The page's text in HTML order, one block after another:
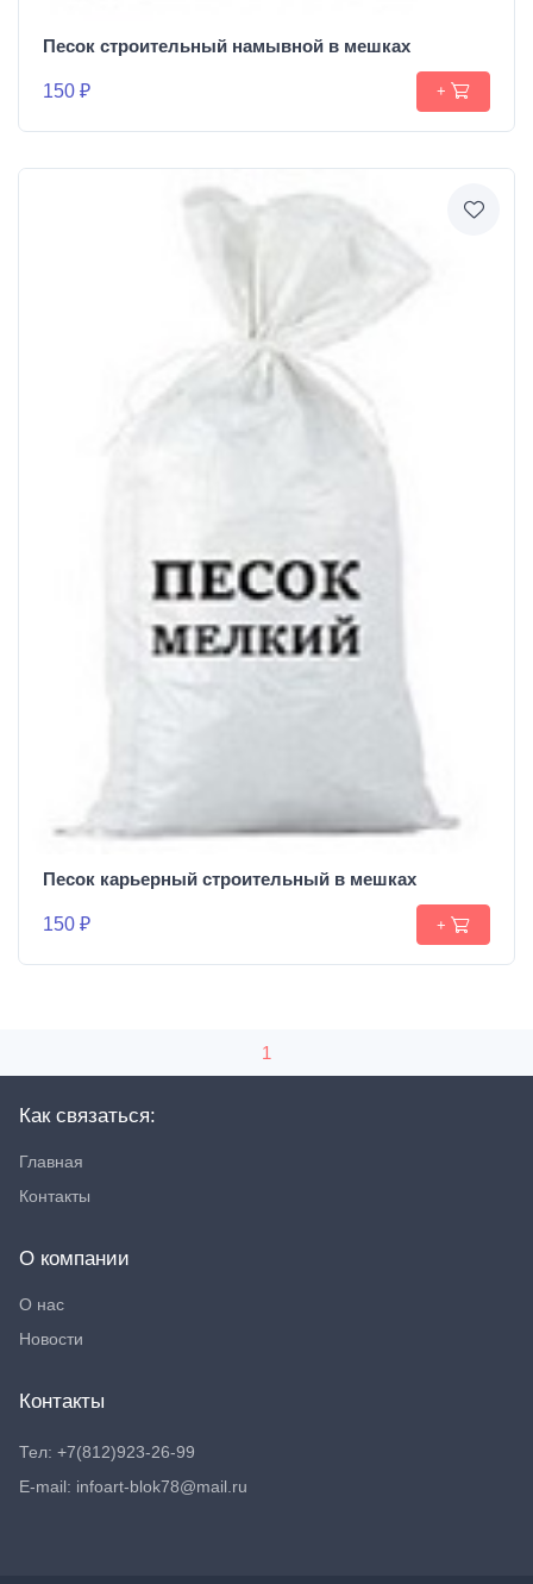
Песок строительный намывной в мешках
150 ₽ +
Песок карьерный строительный в мешках
150 ₽ +
1
Как связаться:
Главная
Контакты
О компании
О нас
Новости
Контакты
Тел: +7(812)923-26-99
E-mail: infoart-blok78@mail.ru